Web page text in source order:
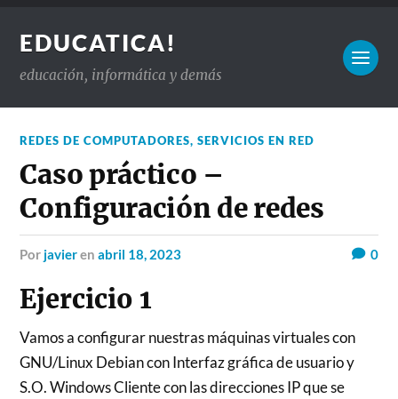
EDUCATICA!
educación, informática y demás
REDES DE COMPUTADORES,SERVICIOS EN RED
Caso práctico –
Configuración de redes
por javierenabril 18, 2023 0
Ejercicio 1
Vamos a configurar nuestras máquinas virtuales con
GNU/Linux Debian con Interfaz gráfica de usuario y
S.O. Windows Cliente con las direcciones IP que se